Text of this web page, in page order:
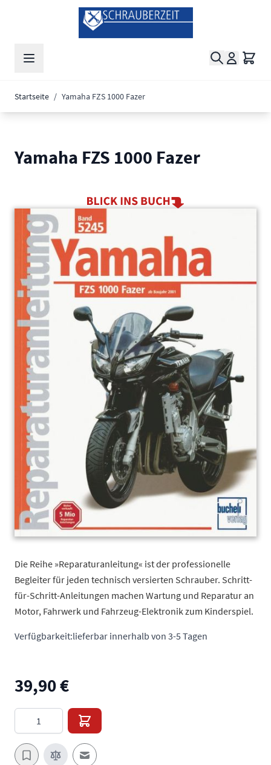
Zum Inhalt springen
Suche
Startseite / Yamaha FZS 1000 Fazer
Yamaha FZS 1000 Fazer
Main image
Click to view image in fullscreen
Die Reihe »Reparaturanleitung« ist der professionelle
Begleiter für jeden technisch versierten Schrauber. Schritt-
für-Schritt-Anleitungen machen Wartung und Reparatur an
Motor, Fahrwerk und Fahrzeug-Elektronik zum Kinderspiel.
Verfügbarkeit:lieferbar innerhalb von 3-5 Tagen
39,90 €
Menge
E-Mail an einen Freund